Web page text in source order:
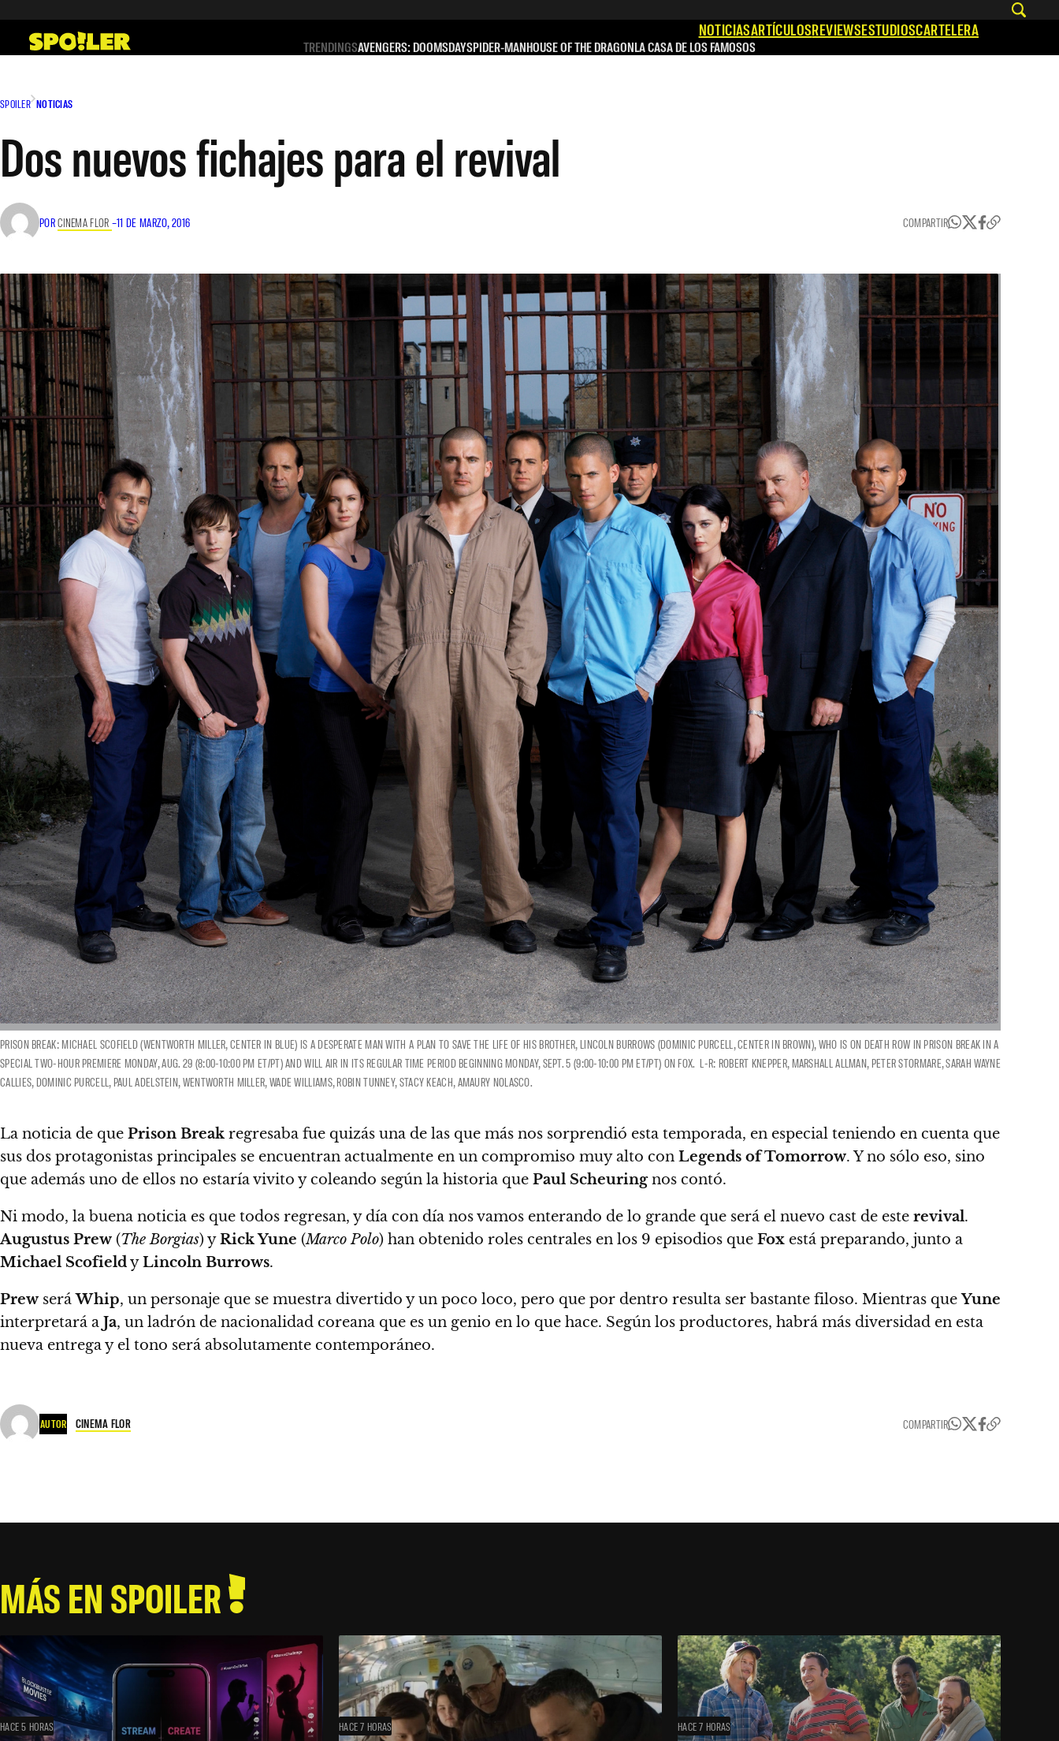
contenido
NOTICIASARTÍCULOSREVIEWSESTUDIOSCARTELERA
TRENDINGSAVENGERS: DOOMSDAYSPIDER-MANHOUSE OF THE DRAGONLA CASA DE LOS FAMOSOS
SPOILER NOTICIAS
Dos nuevos fichajes para el revival
PORCINEMA FLOR –11 DE MARZO, 2016 COMPARTIR
PRISON BREAK: MICHAEL SCOFIELD (WENTWORTH MILLER, CENTER IN BLUE) IS A DESPERATE MAN WITH A PLAN TO SAVE THE LIFE OF HIS BROTHER, LINCOLN BURROWS (DOMINIC PURCELL, CENTER IN BROWN), WHO IS ON DEATH ROW IN PRISON BREAK IN A
SPECIAL TWO-HOUR PREMIERE MONDAY, AUG. 29 (8:00-10:00 PM ET/PT) AND WILL AIR IN ITS REGULAR TIME PERIOD BEGINNING MONDAY, SEPT. 5 (9:00-10:00 PM ET/PT) ON FOX. L-R: ROBERT KNEPPER, MARSHALL ALLMAN, PETER STORMARE, SARAH WAYNE
CALLIES, DOMINIC PURCELL, PAUL ADELSTEIN, WENTWORTH MILLER, WADE WILLIAMS, ROBIN TUNNEY, STACY KEACH, AMAURY NOLASCO.
La noticia de que Prison Break regresaba fue quizás una de las que más nos sorprendió esta temporada, en especial teniendo en cuenta que
sus dos protagonistas principales se encuentran actualmente en un compromiso muy alto con Legends of Tomorrow. Y no sólo eso, sino
que además uno de ellos no estaría vivito y coleando según la historia que Paul Scheuringnos contó.
Ni modo, la buena noticia es que todos regresan, y día con día nos vamos enterando de lo grande que será el nuevo cast de este revival.
Augustus Prew (The Borgias) yRick Yune (Marco Polo) han obtenido roles centrales en los 9 episodios que Fox está preparando, junto a
Michael ScofieldyLincoln Burrows.
Prew seráWhip, un personaje que se muestra divertido y un poco loco, pero que por dentro resulta ser bastante filoso. Mientras queYune
interpretará a Ja, un ladrón de nacionalidad coreana que es un genio en lo que hace. Según los productores, habrá más diversidad en esta
nueva entrega y el tono será absolutamente contemporáneo.
AUTOR CINEMA FLOR COMPARTIR
MÁS EN SPOILER
HACE 5 HORAS HACE 7 HORAS HACE 7 HORAS